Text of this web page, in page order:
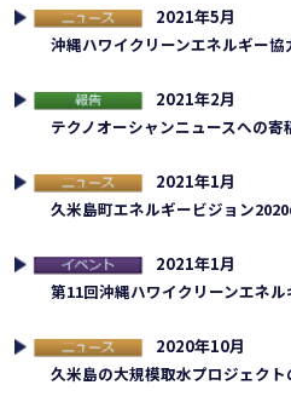
ュース
2021年5月
沖縄ハワイクリーンエネルギー
告
2021年2月
テクノオーシャンニュースへの寄
ュース
2021年1月
久米島町エネルギービジョン
連イベント
2021年1月
第11回沖縄ハワイクリーンエネ
ュース
2020年10月
久米島の大規模取水プロジェク